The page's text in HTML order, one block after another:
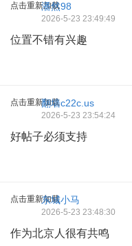
点击重新加载
潘然98
2026-5-23 23:49:49
位置不错有兴趣
点击重新加载翻墙c22c.us
2026-5-23 23:54:24
好帖子必须支持
点击重新加载东城小马
2026-5-23 23:48:30
作为北京人很有共鸣